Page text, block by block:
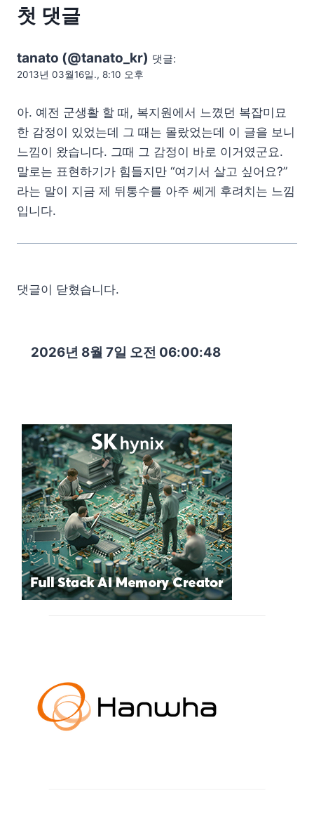
첫 댓글
tanato (@tanato_kr) 댓글:
2013년 03월16일., 8:10 오후
아. 예전 군생활 할 때, 복지원에서 느꼈던 복잡미묘
한 감정이 있었는데 그 때는 몰랐었는데 이 글을 보니
느낌이 왔습니다. 그때 그 감정이 바로 이거였군요.
말로는 표현하기가 힘들지만 “여기서 살고 싶어요?”
라는 말이 지금 제 뒤통수를 아주 쎄게 후려치는 느낌
입니다.
댓글이 닫혔습니다.
2026년 8월 7일 오전 06:00:50